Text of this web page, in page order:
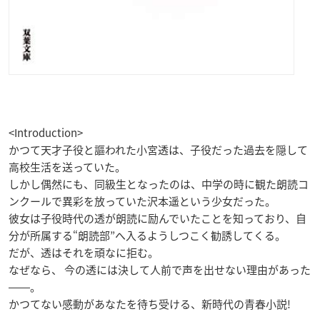
<Introduction>
かつて天才子役と謳われた小宮透は、子役だった過去を隠して
高校生活を送っていた。
しかし偶然にも、同級生となったのは、中学の時に観た朗読コ
ンクールで異彩を放っていた沢本遥という少女だった。
彼女は子役時代の透が朗読に励んでいたことを知っており、自
分が所属する“朗読部”へ入るようしつこく勧誘してくる。
だが、透はそれを頑なに拒む。
なぜなら、 今の透には決して人前で声を出せない理由があった
――。
かつてない感動があなたを待ち受ける、新時代の青春小説!